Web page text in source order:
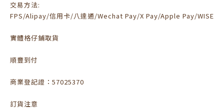
交易方法:
FPS/Alipay/信用卡/八達通/Wechat Pay/X Pay/Apple Pay/WISE
實體格仔鋪取貨
順豐到付
商業登記證：57025370
訂貨注意